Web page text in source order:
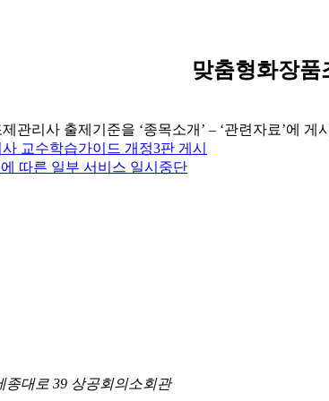
맞춤형화장품
관리사 출제기준을 ‘종목소개’ – ‘관련자료’에
교수학습가이드 개정3판 게시
따른 일부 서비스 일시중단
종대로 39 상공회의소회관